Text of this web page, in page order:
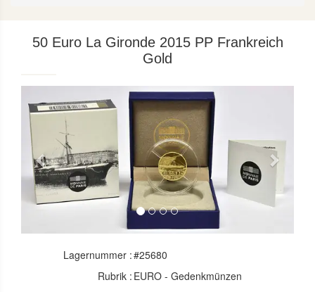
50 Euro La Gironde 2015 PP Frankreich
Gold
Previous Next
Lagernummer :#25680
Rubrik : EURO - Gedenkmünzen